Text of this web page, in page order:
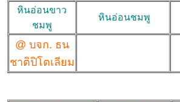
หินอ่อนขาว
ชมพู
หินอ่อนชมพู
@ บจก. ธน
ชาติปิโตเลียม